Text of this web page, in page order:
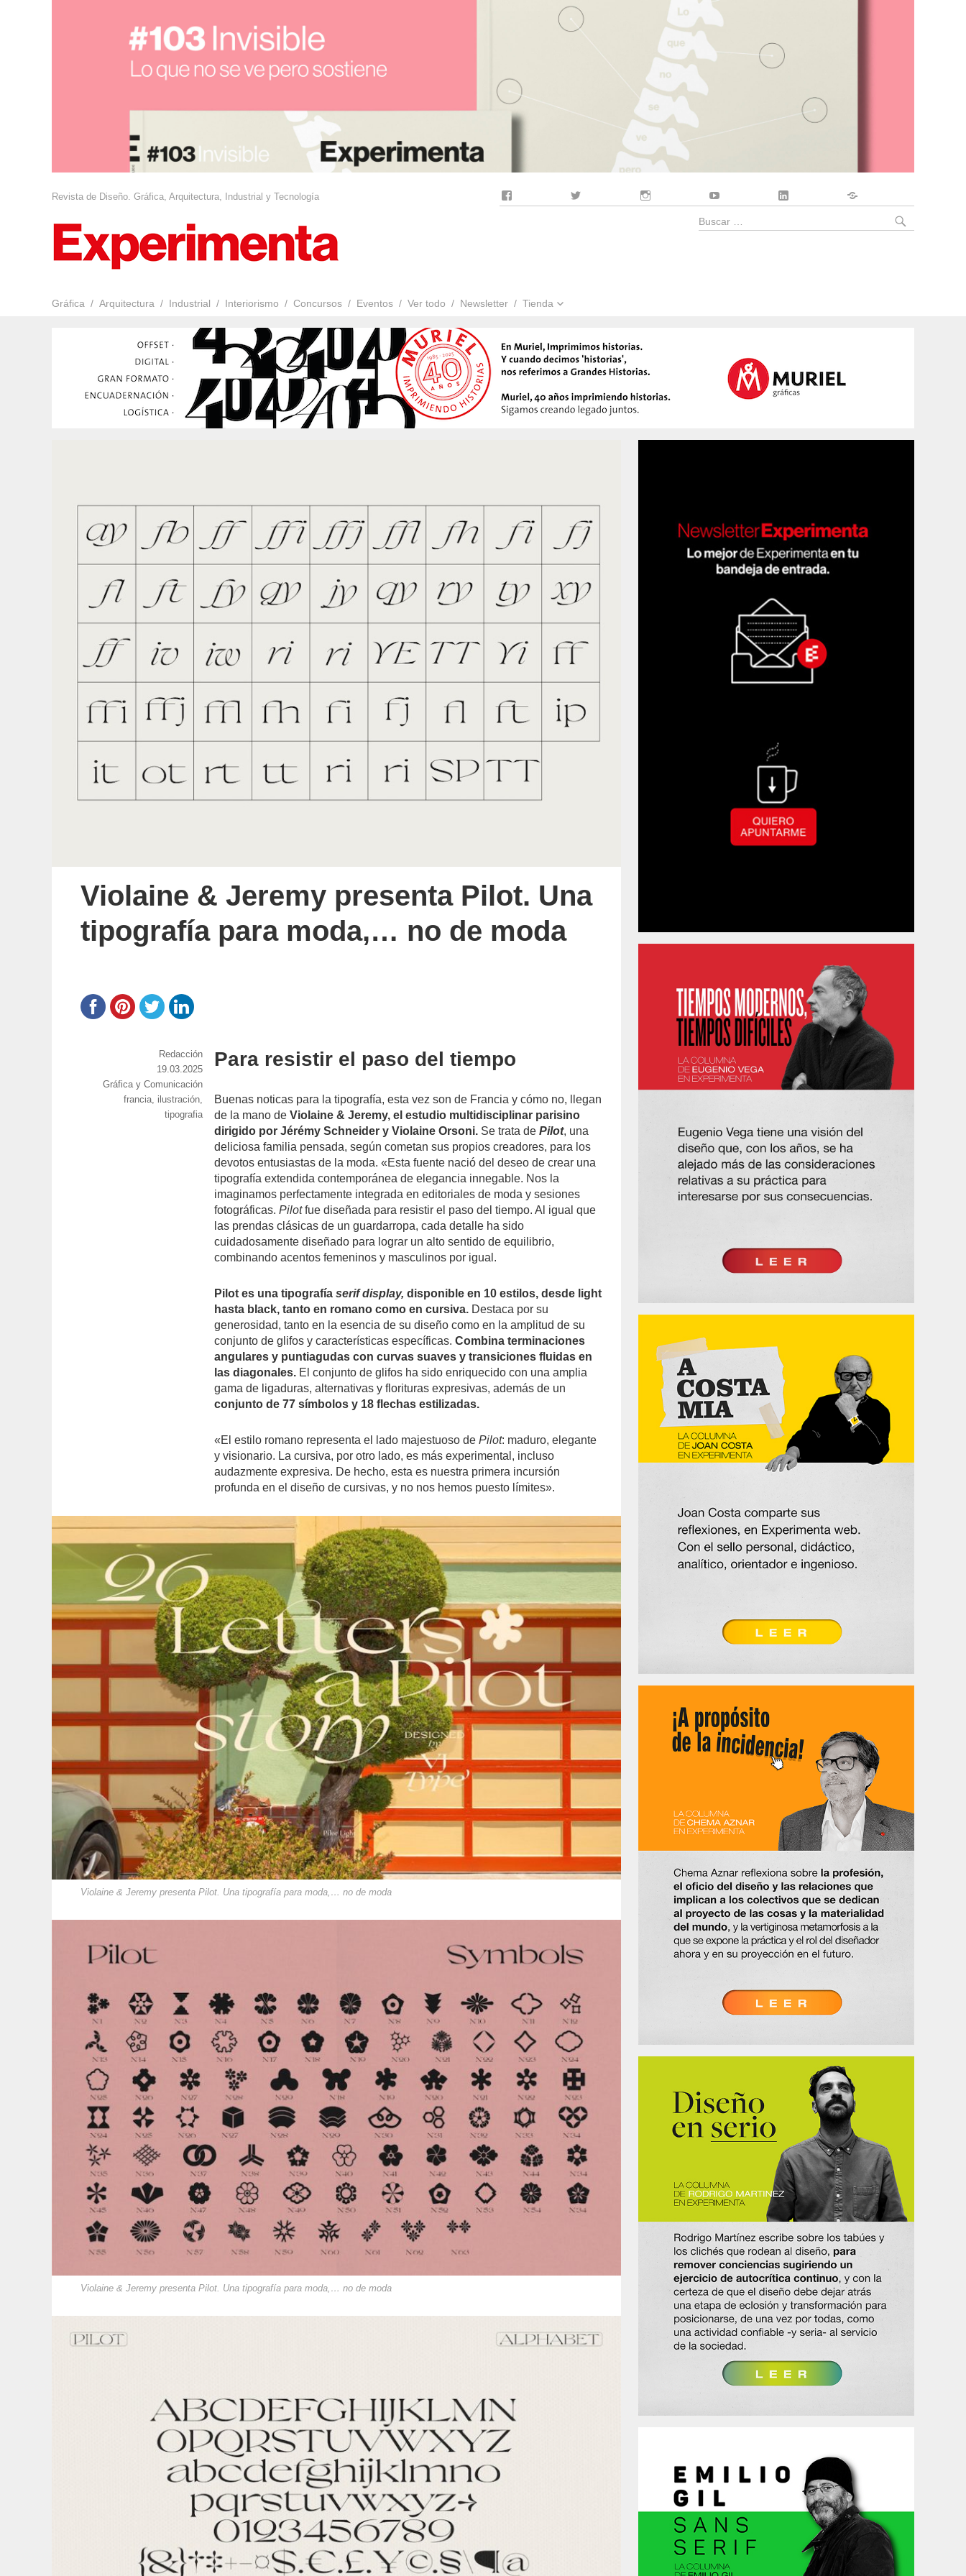
Revista de Diseño. Gráfica, Arquitectura, Industrial y Tecnología
Gráfica Arquitectura Industrial Interiorismo Concursos Eventos Ver todo Newsletter Tienda
Buscar
Violaine & Jeremy presenta Pilot. Una
tipografía para moda,… no de moda
Para resistir el paso del tiempo
Buenas noticas para la tipografía, esta vez son de Francia y cómo no, llegan
de la mano deViolaine & Jeremy, el estudio multidisciplinar parisino
dirigido por Jérémy Schneider y Violaine Orsoni. Se trata de Pilot, una
deliciosa familia pensada, según cometan sus propios creadores, para los
devotos entusiastas de la moda. «Esta fuente nació del deseo de crear una
tipografía extendida contemporánea de elegancia innegable. Nos la
imaginamos perfectamente integrada en editoriales de moda y sesiones
fotográficas.Pilotfue diseñada para resistir el paso del tiempo. Al igual que
las prendas clásicas de un guardarropa, cada detalle ha sido
cuidadosamente diseñado para lograr un alto sentido de equilibrio,
combinando acentos femeninos y masculinos por igual.
Pilot es una tipografíaserif display, disponible en 10 estilos, desde light
hasta black, tanto en romano como en cursiva. Destaca por su
generosidad, tanto en la esencia de su diseño como en la amplitud de su
conjunto de glifos y características específicas.Combina terminaciones
angulares y puntiagudas con curvas suaves y transiciones fluidas en
las diagonales. El conjunto de glifos ha sido enriquecido con una amplia
gama de ligaduras, alternativas y florituras expresivas, además de un
conjunto de 77 símbolos y 18 flechas estilizadas.
«El estilo romano representa el lado majestuoso dePilot: maduro, elegante
y visionario. La cursiva, por otro lado, es más experimental, incluso
audazmente expresiva. De hecho, esta es nuestra primera incursión
profunda en el diseño de cursivas, y no nos hemos puesto límites».
Violaine & Jeremy presenta Pilot. Una tipografía para moda,… no de moda
Violaine & Jeremy presenta Pilot. Una tipografía para moda,… no de moda
https://www.experimenta.es/author/redaccion/
Redacción
Publicado
el
19.03.2025
Categorías
Gráfica y Comunicación
Etiquetas
francia, ilustración,
tipografia